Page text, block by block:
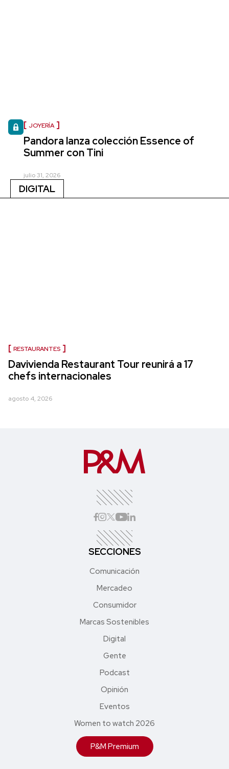
JOYERÍA
Pandora lanza colección Essence of
Summer con Tini
julio 31, 2026
DIGITAL
RESTAURANTES
Davivienda Restaurant Tour reunirá a 17
chefs internacionales
agosto 4, 2026
SECCIONES
Comunicación
Mercadeo
Consumidor
Marcas Sostenibles
Digital
Gente
Podcast
Opinión
Eventos
Women to watch 2026
P&M Premium